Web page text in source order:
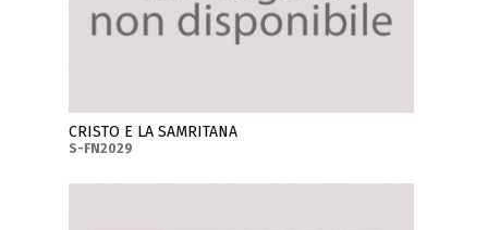
CRISTO E LA SAMRITANA
S-FN2029